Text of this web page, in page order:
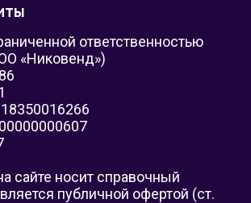
ответственностью
«Никовенд»)
сайте носит справочный
публичной офертой (ст.